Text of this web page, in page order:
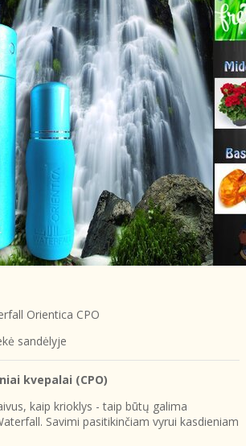
Orientica CPO
sandėlyje
kvepalai (CPO)
kaip krioklys - taip būtų galima
Savimi pasitikinčiam vyrui kasdieniam